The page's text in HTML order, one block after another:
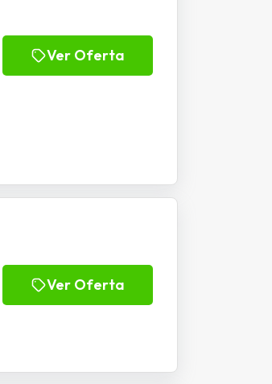
Ver Oferta
Ver Oferta